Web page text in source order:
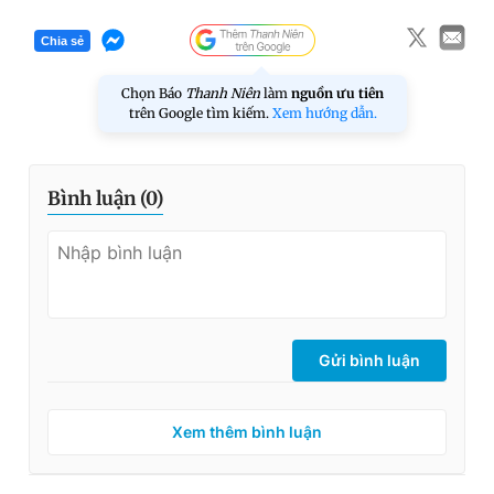
Chia sẻ
Chọn Báo Thanh Niên làm nguồn ưu tiên
trên Google tìm kiếm. Xem hướng dẫn.
Bình luận (0)
Gửi bình luận
Xem thêm bình luận